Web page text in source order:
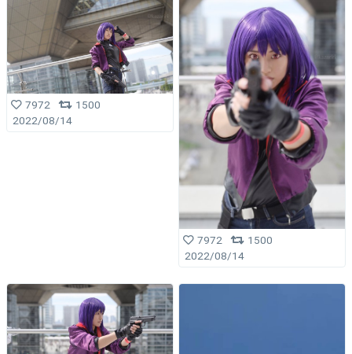
7972
1500
2022/08/14
7972
1500
2022/08/14